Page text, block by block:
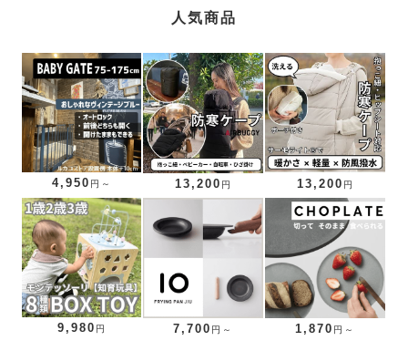
人気商品
4,950 円～ 13,200 円 13,200 円
9,980 円 7,700 円～ 1,870 円～